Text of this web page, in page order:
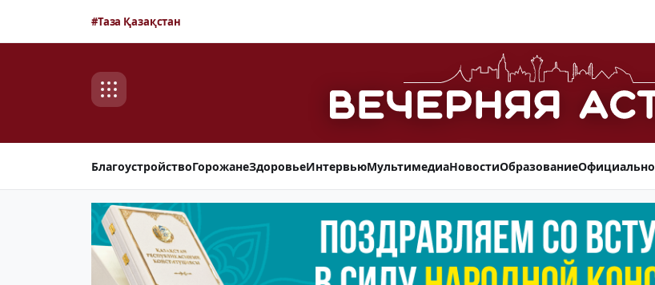
#Таза Қазақстан
БлагоустройствоГорожанеЗдоровьеИнтервьюМультимедиаНовостиОбразованиеОфициально